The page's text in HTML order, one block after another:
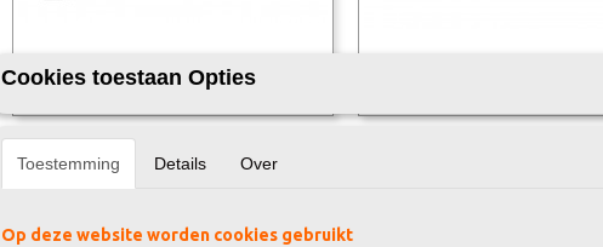
Huismerk Kyocera TK-590K Toner Zwart
Huismerk toner cartridge Kyocera TK-590K,
€ 34,95
Cookies toestaan Opties
Toestemming Details Over
Op deze website worden cookies gebruikt